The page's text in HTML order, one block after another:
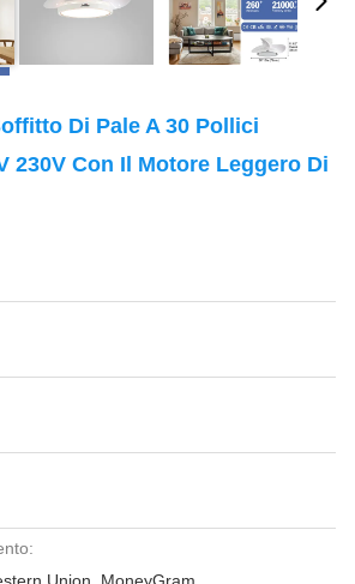
Di Pale A 30 Pollici
230V Con Il Motore Leggero Di